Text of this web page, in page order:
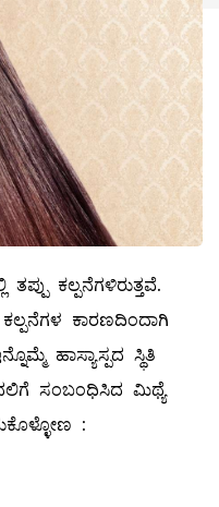
ಕಲ್ಪನೆಗಳಿರುತ್ತವೆ.
ಕಾರಣದಿಂದಾಗಿ
ಹಾಸ್ಯಾಸ್ಪದ ಸ್ಥಿತಿ
ಸಂಬಂಧಿಸಿದ ಮಿಥ್ಯೆ
: